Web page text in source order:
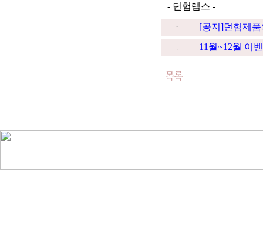
- 던험랩스 -
↑ [공지]던험제
↓ 11월~12월 이